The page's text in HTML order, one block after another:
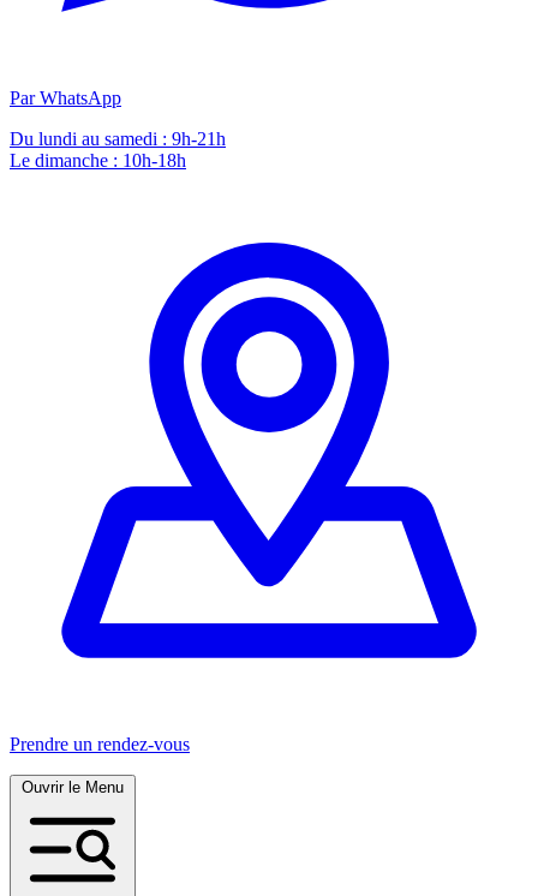
Par WhatsApp
Du lundi au samedi : 9h-21h
Le dimanche : 10h-18h
Prendre un rendez-vous